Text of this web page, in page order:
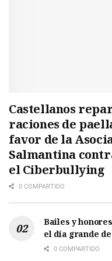
Castellanos
raciones de
favor de la
Salmantina
el Ciberbullying
0 COMPARTIDO
Bailes y
el día grande
0 COMPARTIDO